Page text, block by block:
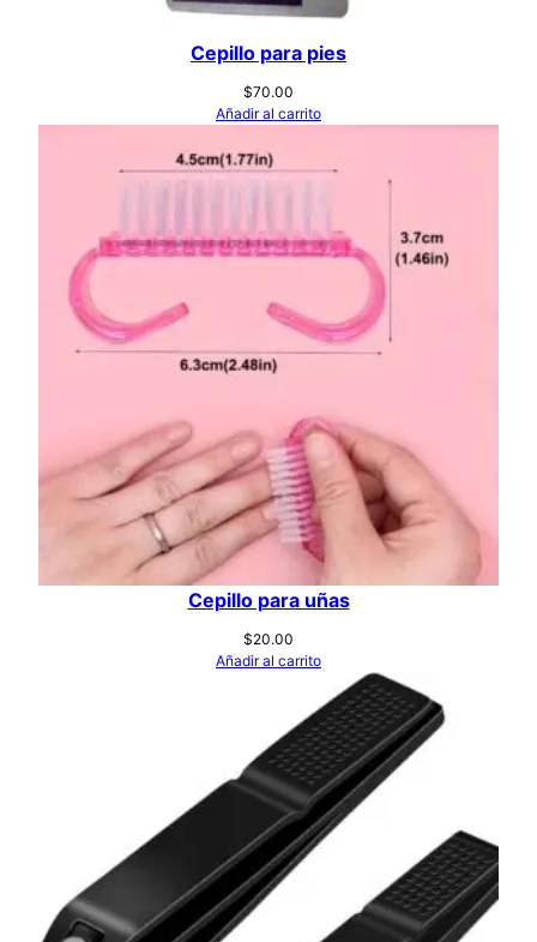
Cepillo para pies
$70.00
Añadir al carrito
Cepillo para uñas
$20.00
Añadir al carrito